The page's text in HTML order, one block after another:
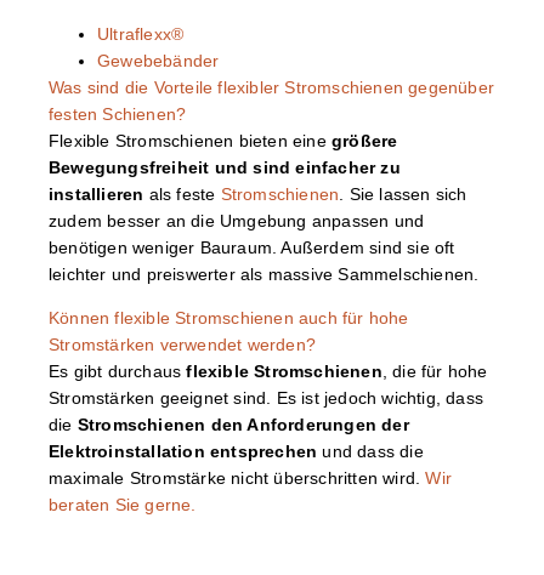
Ultraflexx®
Gewebebänder
Was sind die Vorteile flexibler Stromschienen gegenüber
festen Schienen?
Flexible Stromschienen bieten eine größere
Bewegungsfreiheit und sind einfacher zu
installieren als feste Stromschienen . Sie lassen sich
zudem besser an die Umgebung anpassen und
benötigen weniger Bauraum. Außerdem sind sie oft
leichter und preiswerter als massive Sammelschienen.
Können flexible Stromschienen auch für hohe
Stromstärken verwendet werden?
Es gibt durchaus flexible Stromschienen, die für hohe
Stromstärken geeignet sind. Es ist jedoch wichtig, dass
die Stromschienen den Anforderungen der
Elektroinstallation entsprechen und dass die
maximale Stromstärke nicht überschritten wird.Wir
beraten Sie gerne.